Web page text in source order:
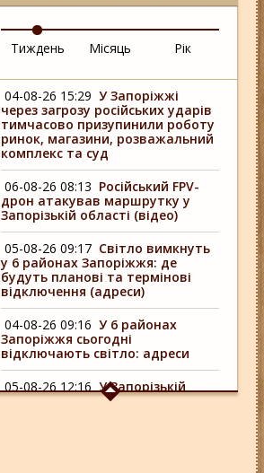
Тиждень Місяць Рік
04-08-26 15:29 У Запоріжжі
через загрозу російських ударів
тимчасово призупинили роботу
ринок, магазини, розважальний
комплекс та суд
06-08-26 08:13 Російський FPV-
дрон атакував маршрутку у
Запорізькій області (відео)
05-08-26 09:17 Світло вимкнуть
у 6 районах Запоріжжя: де
будуть планові та термінові
відключення (адреси)
04-08-26 09:16 У 6 районах
Запоріжжя сьогодні
відключають світло: адреси
05-08-26 12:16 У Запорізькій
області ресторан оштрафували